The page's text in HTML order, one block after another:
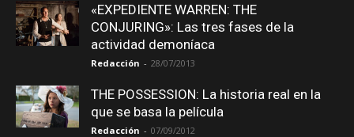
«EXPEDIENTE WARREN: THE
CONJURING»: Las tres fases de la
actividad demoníaca
Redacción - 28/07/2013
THE POSSESSION: La historia real en la
que se basa la película
Redacción - 07/09/2012